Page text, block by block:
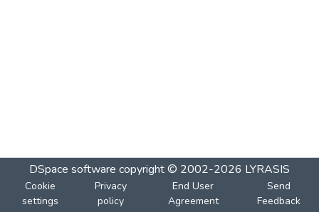
DSpace software copyright © 2002-2026 LYRASIS
Cookie
settings
Privacy
policy
End User
Agreement
Send
Feedback